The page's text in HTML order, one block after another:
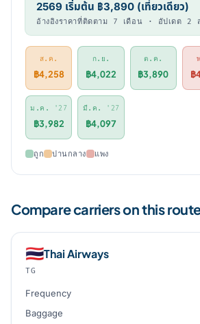
2569 เริ่มต้น ฿3,890 (เที่ยวเดียว)
อ้างอิงราคาที่ติดตาม 7 เดือน · อัปเดต
ส.ค.
฿4,258
ก.ย.
฿4,022
ต.ค.
฿3,890 ฿
ม.ค. '27
฿3,982
มี.ค. '27
฿4,097
ถูก ปานกลาง แพง
Compare carriers on this
🇹🇭Thai Airways
TG
Frequency
Baggage